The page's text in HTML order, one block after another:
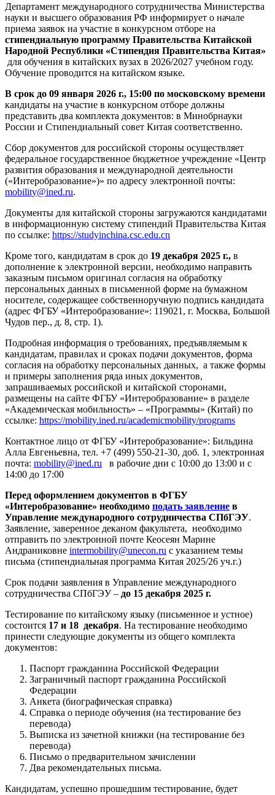
Департамент международного сотрудничества Министерства
науки и высшего образования РФ информирует о начале
приема заявок на участие в конкурсном отборе на
стипендиальную программу Правительства Китайской
Народной Республики «Стипендия Правительства Китая»
для обучения в китайских вузах в 2026/2027 учебном году.
Обучение проводится на китайском языке.
В срок до 09 января 2026 г., 15:00 по московскому времени
кандидаты на участие в конкурсном отборе должны
представить два комплекта документов: в Минобрнауки
России и Стипендиальный совет Китая соответственно.
Сбор документов для российской стороны осуществляет
федеральное государственное бюджетное учреждение «Центр
развития образования и международной деятельности
(«Интеробразование»)» по адресу электронной почты:
mobility@ined.ru.
Документы для китайской стороны загружаются кандидатами
в информационную систему стипендий Правительства Китая
по ссылке: https://studyinchina.csc.edu.cn
Кроме того, кандидатам в срок до 19 декабря 2025 г., в
дополнение к электронной версии, необходимо направить
заказным письмом оригинал согласия на обработку
персональных данных в письменной форме на бумажном
носителе, содержащее собственноручную подпись кандидата
(адрес ФГБУ «Интеробразование»: 119021, г. Москва, Большой
Чудов пер., д. 8, стр. 1).
Подробная информация о требованиях, предъявляемым к
кандидатам, правилах и сроках подачи документов, форма
согласия на обработку персональных данных, а также формы
и примеры заполнения ряда иных документов,
запрашиваемых российской и китайской сторонами,
размещены на сайте ФГБУ «Интеробразование» в разделе
«Академическая мобильность» – «Программы» (Китай) по
ссылке: https://mobility.ined.ru/academicmobility/programs
Контактное лицо от ФГБУ «Интеробразование»: Бильдина
Алла Евгеньевна, тел. +7 (499) 550-21-30, доб. 1, электронная
почта: mobility@ined.ru в рабочие дни с 10:00 до 13:00 и с
14:00 до 17:00
Перед оформлением документов в ФГБУ
«Интеробразование» необходимо подать заявление в
Управление международного сотрудничества СПбГЭУ.
Заявление, заверенное деканом факультета, необходимо
отправить по электронной почте Кеосеян Марине
Андраниковне intermobility@unecon.ru с указанием темы
письма (стипендиальная программа Китая 2025/26 уч.г.)
Срок подачи заявления в Управление международного
сотрудничества СПбГЭУ – до 15 декабря 2025 г.
Тестирование по китайскому языку (письменное и устное)
состоится 17 и 18 декабря. На тестирование необходимо
принести следующие документы из общего комплекта
документов:
Паспорт гражданина Российской Федерации
Заграничный паспорт гражданина Российской
Федерации
Анкета (биографическая справка)
Справка о периоде обучения (на тестирование без
перевода)
Выписка из зачетной книжки (на тестирование без
перевода)
Письмо о предварительном зачислении
Два рекомендательных письма.
Кандидатам, успешно прошедшим тестирование, будет